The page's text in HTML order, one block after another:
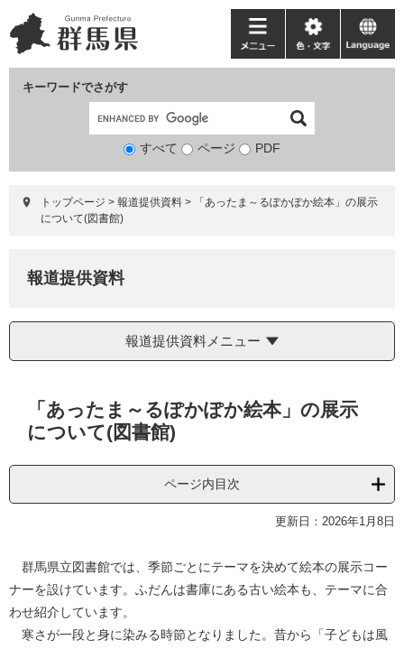
ー
ジ
ニ
ュ
て
キーワードでさがす
検
象
すべて ページ PDF
メ
ニ
ー
色・
文
language
トップページ > 報道提供資料 >
「あったま～るぽかぽか絵本」の展示
について(図書館)
報道提供資料
報道提供資料メニュー
「あったま～るぽかぽか絵本」の展示
について(図書館)
ページ内目次
更新日：2026年1月8日
群馬県立図書館では、季節ごとにテーマを決めて絵本の展示コー
ナーを設けています。ふだんは書庫にある古い絵本も、テーマに合
わせ紹介しています。
寒さが一段と身に染みる時節となりました。昔から「子どもは風